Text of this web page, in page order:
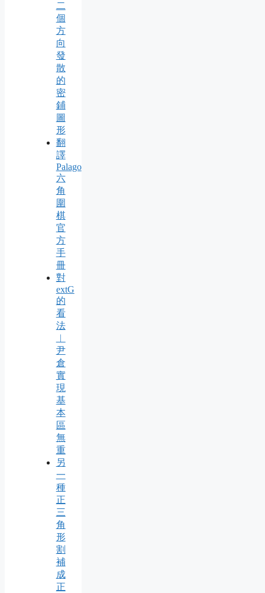
二
個
方
向
發
散
的
密
鋪
圖
形
翻
譯
Palago
六
角
圍
棋
官
方
手
冊
對
extG
的
看
法
︱
尹
倉
實
現
基
本
區
無
重
另
一
種
正
三
角
形
割
補
成
正